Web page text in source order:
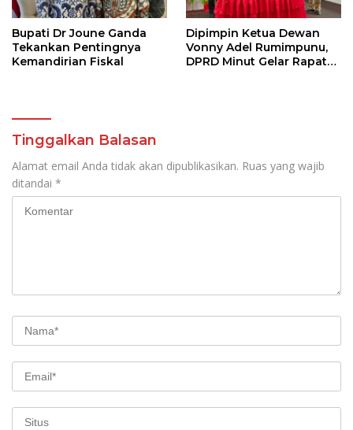
Bupati Dr Joune Ganda
Tekankan Pentingnya
Kemandirian Fiskal
Dipimpin Ketua Dewan
Vonny Adel Rumimpunu,
DPRD Minut Gelar Rapat
Tinggalkan Balasan
Alamat email Anda tidak akan dipublikasikan. Ruas yang wajib
ditandai *